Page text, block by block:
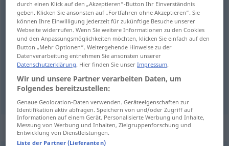
(Herren)Anzugm costume pour homme
Kostümn costume THÉ a.déguisement
Beispielsätze für "costume"
durch einen Klick auf den „Akzeptieren“-Button Ihr Einverständnis
geben. Klicken Sie ansonsten auf „Fortfahren ohne Akzeptieren“. Sie
können Ihre Einwilligung jederzeit für zukünftige Besuche unserer
Webseite widerrufen. Wenn Sie weitere Informationen zu den Cookies
und den Anpassungsmöglichkeiten möchten, klicken Sie einfach auf den
Button „Mehr Optionen“. Weitergehende Hinweise zu der
Datenverarbeitung entnehmen Sie ansonsten unserer
Datenschutzerklärung. Hier finden Sie unserImpressum.
Wir und unsere Partner verarbeiten Daten, um
Folgendes bereitzustellen:
Genaue Geolocation-Daten verwenden. Geräteeigenschaften zur
Identifikation aktiv abfragen. Speichern von und/oder Zugriff auf
Informationen auf einem Gerät. Personalisierte Werbung und Inhalte,
Messung von Werbung und Inhalten, Zielgruppenforschung und
Entwicklung von Dienstleistungen.
Liste der Partner (Lieferanten)